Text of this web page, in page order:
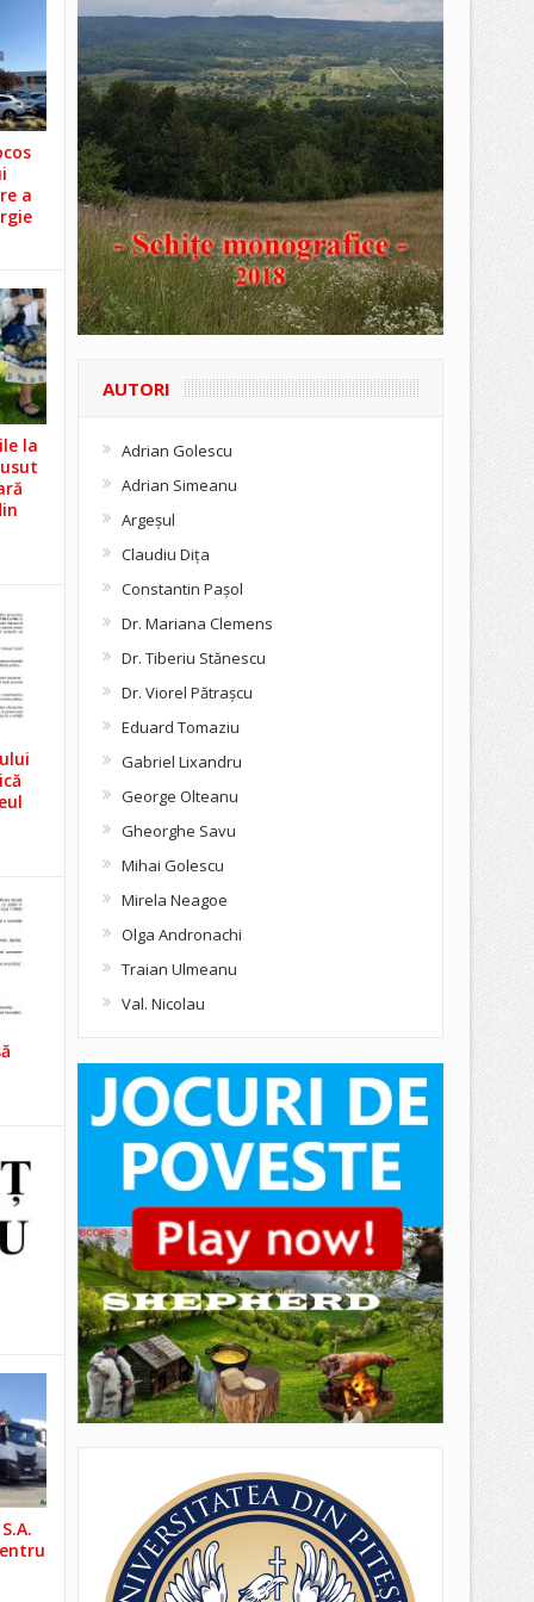
a
la
AUTORI
Adrian Golescu
Adrian Simeanu
Argeşul
Claudiu Diţa
Constantin Pașol
Dr. Mariana Clemens
Dr. Tiberiu Stănescu
Dr. Viorel Pătraşcu
Eduard Tomaziu
Gabriel Lixandru
George Olteanu
Gheorghe Savu
Mihai Golescu
Mirela Neagoe
Olga Andronachi
Traian Ulmeanu
Val. Nicolau